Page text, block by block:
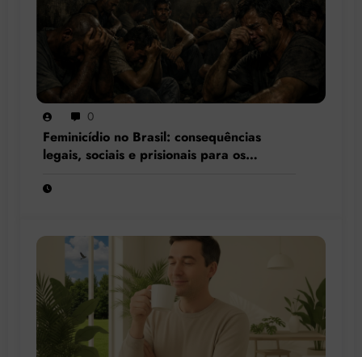
0
Feminicídio no Brasil: consequências
legais, sociais e prisionais para os